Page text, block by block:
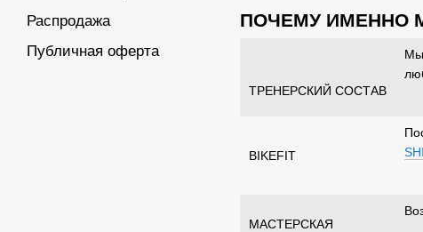
ПОЧЕМУ ИМЕННО
ТРЕНЕРСКИЙ СОСТАВ
Мы
BIKEFIT
МАСТЕРСКАЯ
Распродажа
Публичная оферта